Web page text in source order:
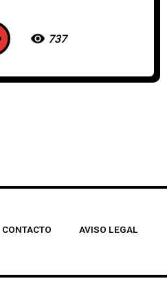
737
CONTACTO AVISO LEGAL